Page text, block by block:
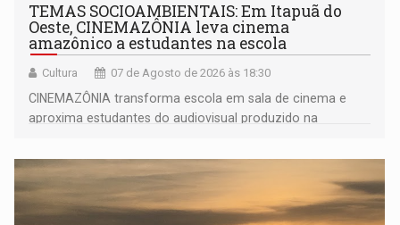
TEMAS SOCIOAMBIENTAIS: Em Itapuã do
Oeste, CINEMAZÔNIA leva cinema
amazônico a estudantes na escola
Cultura 07 de Agosto de 2026 às 18:30
CINEMAZÔNIA transforma escola em sala de cinema e
aproxima estudantes do audiovisual produzido na